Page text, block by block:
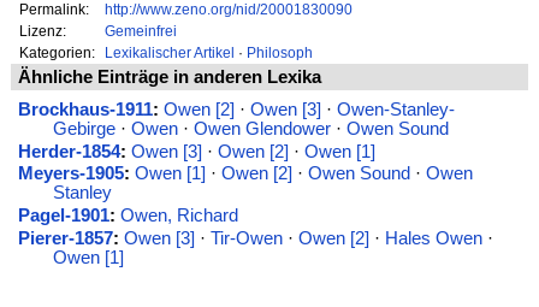
Permalink:
http://www.zeno.org/nid/20001830090
Lizenz:
Gemeinfrei
Kategorien:
Lexikalischer Artikel · Philosoph
Ähnliche Einträge in anderen Lexika
Brockhaus-1911: Owen [2] · Owen [3] · Owen-Stanley-
Gebirge· Owen· Owen Glendower· Owen Sound
Herder-1854: Owen [3] · Owen [2] · Owen [1]
Meyers-1905: Owen [1] · Owen [2] · Owen Sound · Owen
Stanley
Pagel-1901: Owen, Richard
Pierer-1857: Owen [3] · Tir-Owen· Owen [2] · Hales Owen·
Owen [1]